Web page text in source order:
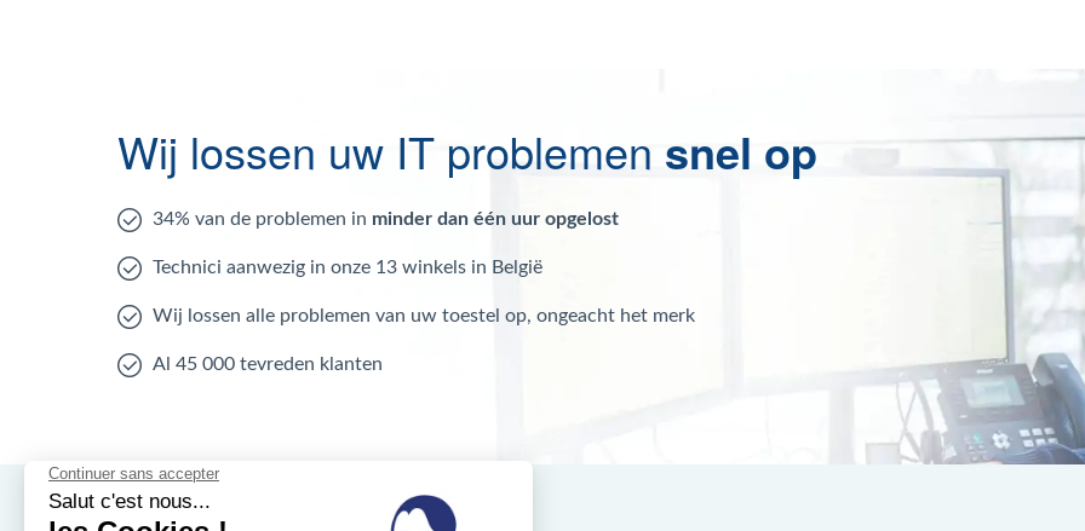
Wij lossen uw IT problemen snel op
34% van de problemen in minder dan één uur opgelost
Technici aanwezig in onze 13 winkels in België
Wij lossen alle problemen van uw toestel op, ongeacht het merk
Al 45 000 tevreden klanten